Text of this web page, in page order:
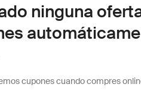
ninguna
cupones cuando compres